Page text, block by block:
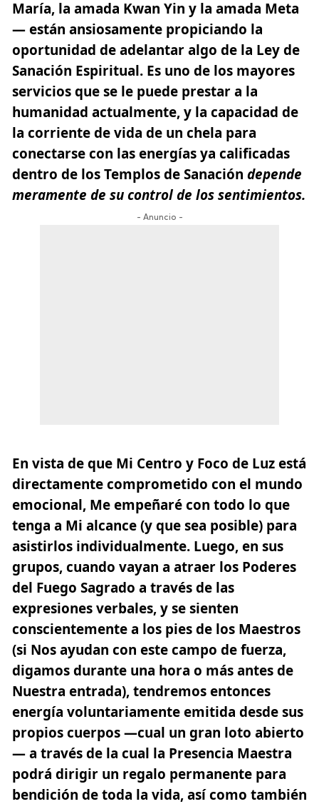
María, la amada Kwan Yin y la amada Meta
— están ansiosamente propiciando la
oportunidad de adelantar algo de la Ley de
Sanación Espiritual. Es uno de los mayores
servicios que se le puede prestar a la
humanidad actualmente, y la capacidad de
la corriente de vida de un chela para
conectarse con las energías ya calificadas
dentro de los Templos de Sanación depende
meramente de su control de los sentimientos.
- Anuncio -
En vista de que Mi Centro y Foco de Luz está
directamente comprometido con el mundo
emocional, Me empeñaré con todo lo que
tenga a Mi alcance (y que sea posible) para
asistirlos individualmente. Luego, en sus
grupos, cuando vayan a atraer los Poderes
del Fuego Sagrado a través de las
expresiones verbales, y se sienten
conscientemente a los pies de los Maestros
(si Nos ayudan con este campo de fuerza,
digamos durante una hora o más antes de
Nuestra entrada), tendremos entonces
energía voluntariamente emitida desde sus
propios cuerpos —cual un gran loto abierto
— a través de la cual la Presencia Maestra
podrá dirigir un regalo permanente para
bendición de toda la vida, así como también